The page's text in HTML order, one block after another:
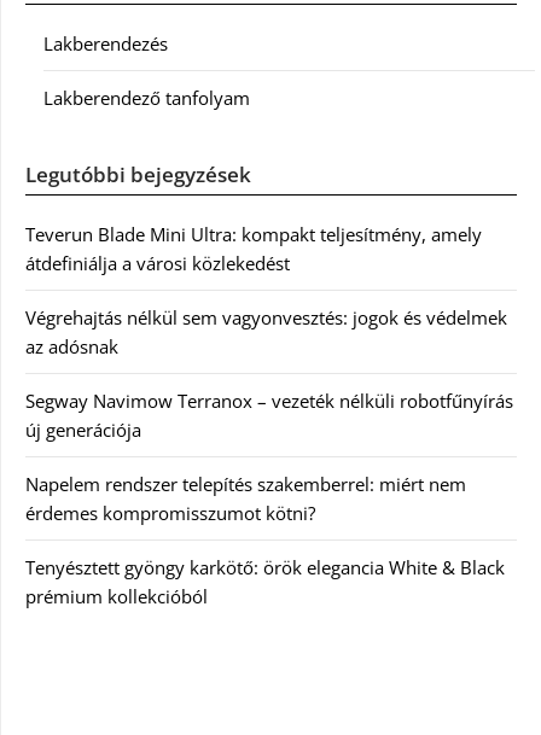
Lakberendezés
Lakberendező tanfolyam
Legutóbbi bejegyzések
Teverun Blade Mini Ultra: kompakt teljesítmény, amely
átdefiniálja a városi közlekedést
Végrehajtás nélkül sem vagyonvesztés: jogok és védelmek
az adósnak
Segway Navimow Terranox – vezeték nélküli robotfűnyírás
új generációja
Napelem rendszer telepítés szakemberrel: miért nem
érdemes kompromisszumot kötni?
Tenyésztett gyöngy karkötő: örök elegancia White & Black
prémium kollekcióból